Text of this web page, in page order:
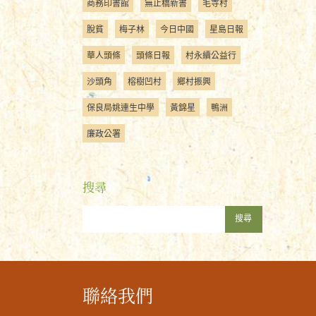
商務印書館 無止橋新書 毛寺村
脫貧 梅子林 今日中國 星島日報
華人頭條 頭條日報 村永續公益行
沙頭角 榕樹凹村 鄉村振興
保良局姚連生中學 黃錦星 鴨洲
廉政公署
搜尋
搜尋
聯絡我們